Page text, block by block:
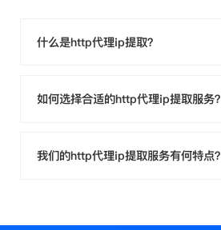
什么是http代理ip提取？
如何选择合适的http代理ip提取服务？
我们的http代理ip提取服务有何特点？